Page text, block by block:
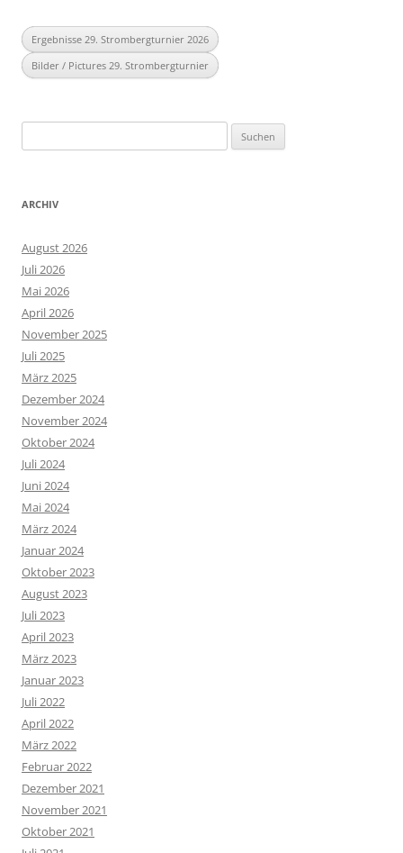
Ergebnisse 29. Strombergturnier 2026
Bilder / Pictures 29. Strombergturnier
nach:
ARCHIV
August 2026
Juli 2026
Mai 2026
April 2026
November 2025
Juli 2025
März 2025
Dezember 2024
November 2024
Oktober 2024
Juli 2024
Juni 2024
Mai 2024
März 2024
Januar 2024
Oktober 2023
August 2023
Juli 2023
April 2023
März 2023
Januar 2023
Juli 2022
April 2022
März 2022
Februar 2022
Dezember 2021
November 2021
Oktober 2021